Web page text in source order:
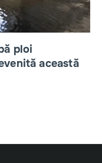
ploi
această